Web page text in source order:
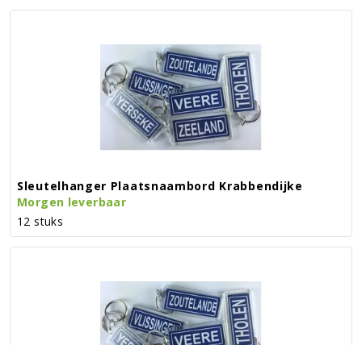
Sleutelhanger Plaatsnaambord Krabbendijke
Morgen leverbaar
12 stuks